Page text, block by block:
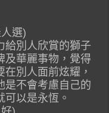
選)
給別人欣賞的獅子
及華麗事物，覺得
別人面前炫耀，
是不會考慮自己的
以是永恆。